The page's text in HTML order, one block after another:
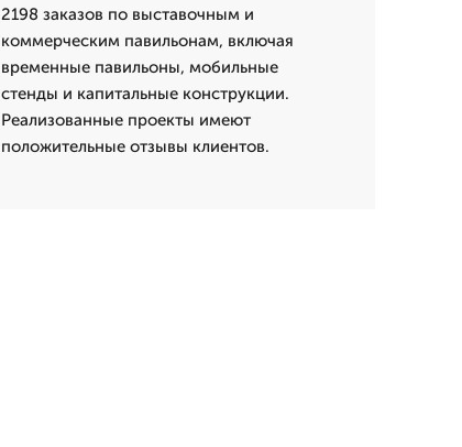
2198 заказов по выставочным и
коммерческим павильонам, включая
временные павильоны, мобильные
стенды и капитальные конструкции.
Реализованные проекты имеют
положительные отзывы клиентов.